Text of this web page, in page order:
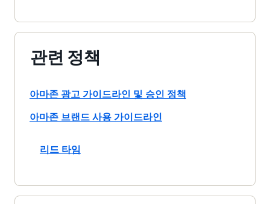
관련 정책
아마존 광고 가이드라인 및 승인 정책
아마존 브랜드 사용 가이드라인
리드 타임